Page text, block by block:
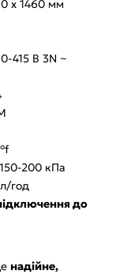
x 1460 мм
415 В 3N ~
150-200 кПа
год
до
надійне,